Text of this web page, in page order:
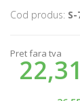
Cod produs:
Pret fara tva